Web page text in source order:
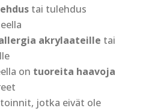
tai tulehdus
akrylaateille tai
on tuoreita haavoja
jotka eivät ole